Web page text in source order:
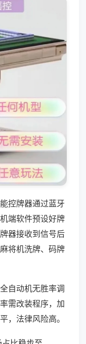
控牌器通过蓝牙
端软件预设好牌
器接收到信号后
将机洗牌、码牌
自动机无胜率调
需改装程序，加
，法律风险高。